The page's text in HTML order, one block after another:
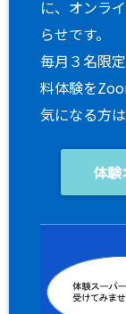
に、オンラ
らせです。
毎月３名限
料体験を
気になる方
体